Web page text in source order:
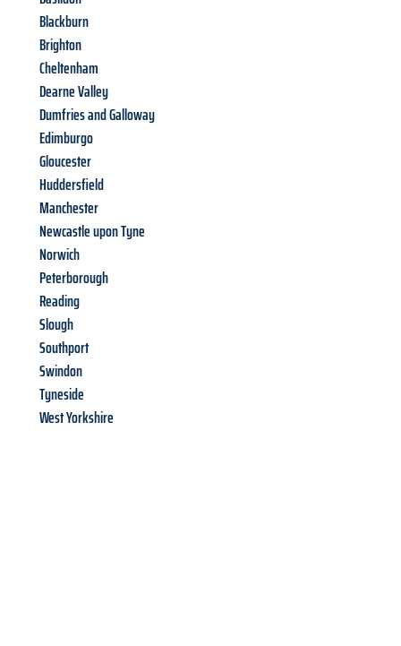
Blackburn
Brighton
Cheltenham
Dearne Valley
Dumfries and Galloway
Edimburgo
Gloucester
Huddersfield
Manchester
Newcastle upon Tyne
Norwich
Peterborough
Reading
Slough
Southport
Swindon
Tyneside
West Yorkshire